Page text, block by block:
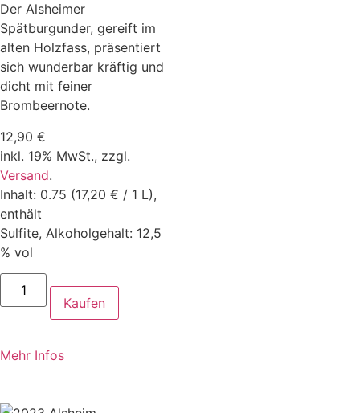
Der Alsheimer
Spätburgunder, gereift im
alten Holzfass, präsentiert
sich wunderbar kräftig und
dicht mit feiner
Brombeernote.
12,90 €
inkl. 19% MwSt., zzgl.
Versand.
Inhalt: 0.75 (17,20 € / 1 L),
enthält
Sulfite, Alkoholgehalt: 12,5
% vol
Kaufen
Mehr Infos